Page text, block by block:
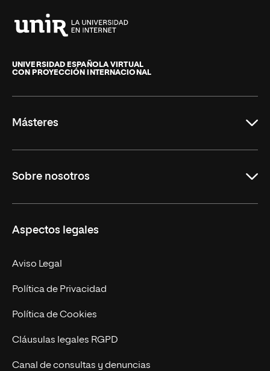
de
La
UNIVERSIDAD ESPAÑOLA VIRTUAL
CON PROYECCIÓN INTERNACIONAL
Másteres
Derecho
Empresa
MBA
Marketing y Comunicación
Ingeniería
Diseño
Ciencias de la Salud
Sobre nosotros
Nuestro Equipo
Contacto
Aspectos legales
Aviso Legal
Política de Privacidad
Política de Cookies
Cláusulas legales RGPD
Canal de consultas y denuncias